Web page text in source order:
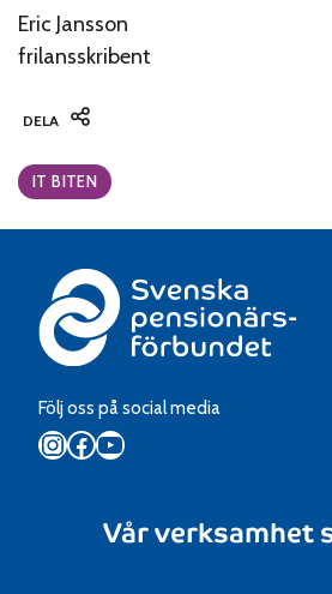
Eric Jansson
frilansskribent
DELA
Categories:
IT BITEN
Följ oss på social media
Instagram
Facebook
YouTube
Vår verksamhet